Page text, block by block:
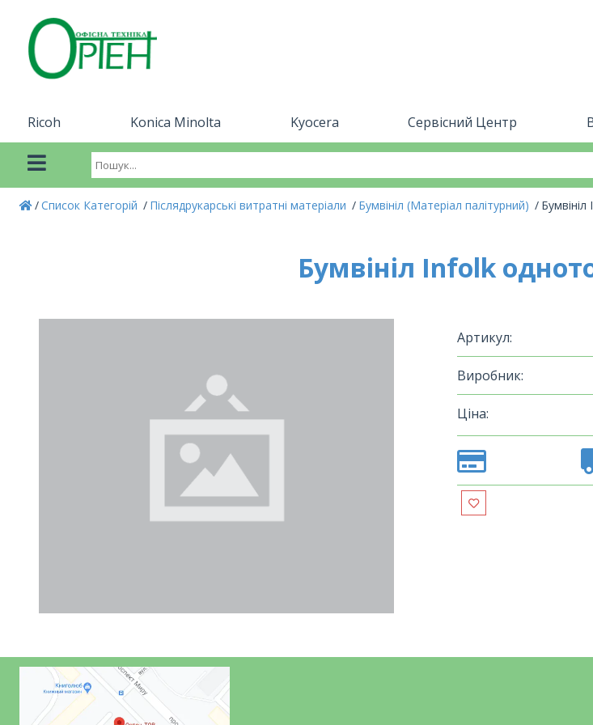
Ricoh Konica Minolta Kyocera Сервісний Центр
Список Категорій Післядрукарські витратні матеріали Бумвініл (Матеріал палітурний)
Бумвініл Infolk
Артикул:
Виробник:
Ціна: